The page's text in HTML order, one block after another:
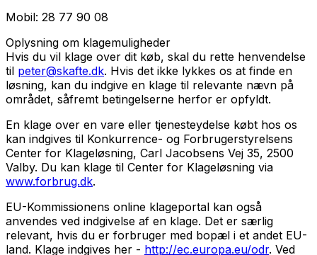
Mobil: 28 77 90 08
Oplysning om klagemuligheder
Hvis du vil klage over dit køb, skal du rette henvendelse
til peter@skafte.dk. Hvis det ikke lykkes os at finde en
løsning, kan du indgive en klage til relevante nævn på
området, såfremt betingelserne herfor er opfyldt.
En klage over en vare eller tjenesteydelse købt hos os
kan indgives til Konkurrence- og Forbrugerstyrelsens
Center for Klageløsning, Carl Jacobsens Vej 35, 2500
Valby. Du kan klage til Center for Klageløsning via
www.forbrug.dk.
EU-Kommissionens online klageportal kan også
anvendes ved indgivelse af en klage. Det er særlig
relevant, hvis du er forbruger med bopæl i et andet EU-
land. Klage indgives her - http://ec.europa.eu/odr. Ved